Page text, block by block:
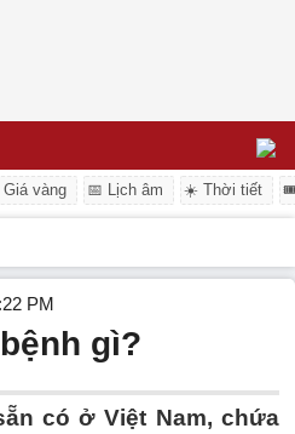
Giá vàng 📅 Lịch âm ☀️ Thời tiết
PM
gì?
có ở Việt Nam, chứa